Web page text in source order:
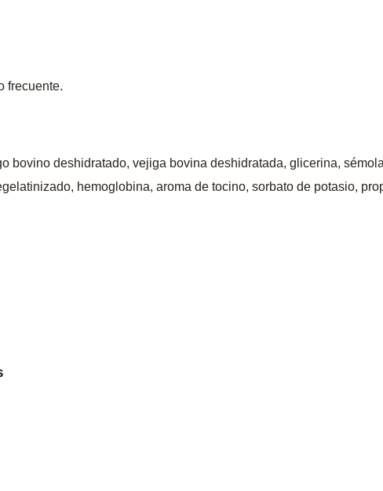
frecuente.
bovino deshidratado, vejiga bovina deshidratada, glicerina,
hemoglobina, aroma de tocino, sorbato de potasio,